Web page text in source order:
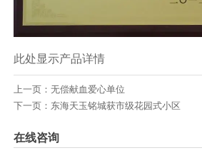
此处显示产品详情
上一页： 无偿献血爱心单位
下一页： 东海天玉铭城获市级花园式小区
在线咨询